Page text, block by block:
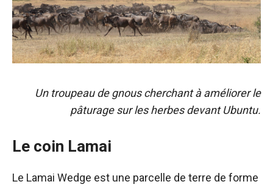
Un troupeau de gnous cherchant à améliorer le
pâturage sur les herbes devant Ubuntu.
Le coin Lamai
Le Lamai Wedge est une parcelle de terre de forme